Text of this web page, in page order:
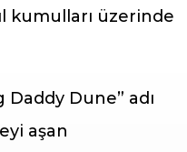
kumulları üzerinde
Daddy Dune” adı
aşan